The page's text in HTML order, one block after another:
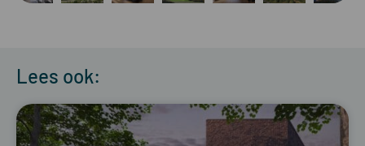
Lees ook: